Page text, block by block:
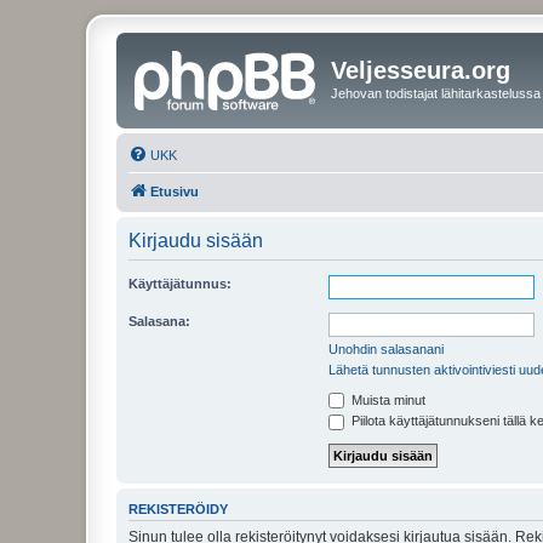
Veljesseura.org
Jehovan todistajat lähitarkastelussa
UKK
Etusivu
Kirjaudu sisään
Käyttäjätunnus:
Salasana:
Unohdin salasanani
Lähetä tunnusten aktivointiviesti
Muista minut
Piilota käyttäjätunnukseni tällä
REKISTERÖIDY
Sinun tulee olla rekisteröitynyt voidaksesi kirjautua sisään.